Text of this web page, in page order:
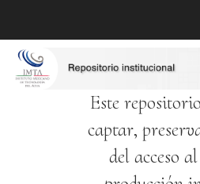
Este
captar,
del acceso